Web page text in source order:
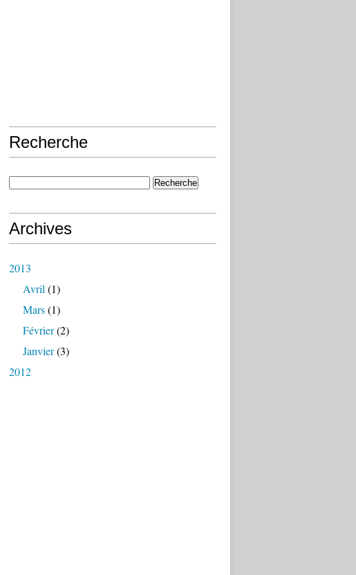
Recherche
Archives
2013
Avril (1)
Mars(1)
Février(2)
Janvier(3)
2012